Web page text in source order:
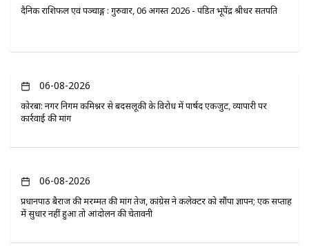
दैनिक राशिफल एवं पञ्चाङ्ग : गुरुवार, 06 अगस्त 2026 - पंडित भूपेंद्र श्रीधर सतपति
06-08-2026
कोरबा: नगर निगम कमिश्नर से बदसलूकी के विरोध में पार्षद एकजुट, व्यापारी पर
कार्रवाई की मांग
06-08-2026
प्रधानपाठ बैराज की मरम्मत की मांग तेज, कांग्रेस ने कलेक्टर को सौंपा ज्ञापन; एक सप्ताह
में सुधार नहीं हुआ तो आंदोलन की चेतावनी